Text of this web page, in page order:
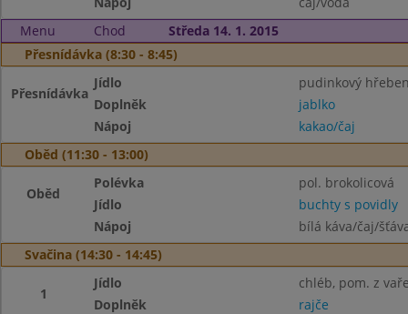
Menu
Chod
Středa 14. 1. 2015
Přesnídávka (8:30 - 8:45)
Přesnídávka
Jídlo
pudinkový
Doplněk
jablko
Nápoj
kakao/čaj
Oběd (11:30 - 13:00)
Oběd
Polévka
pol. brokolicová
Jídlo
buchty s povidly
Nápoj
bílá káva/čaj/
Svačina (14:30 - 14:45)
1
Jídlo
chléb, pom. z
Doplněk
rajče